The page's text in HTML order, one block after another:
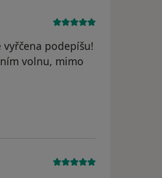
vyřčena podepíšu!
volnu, mimo